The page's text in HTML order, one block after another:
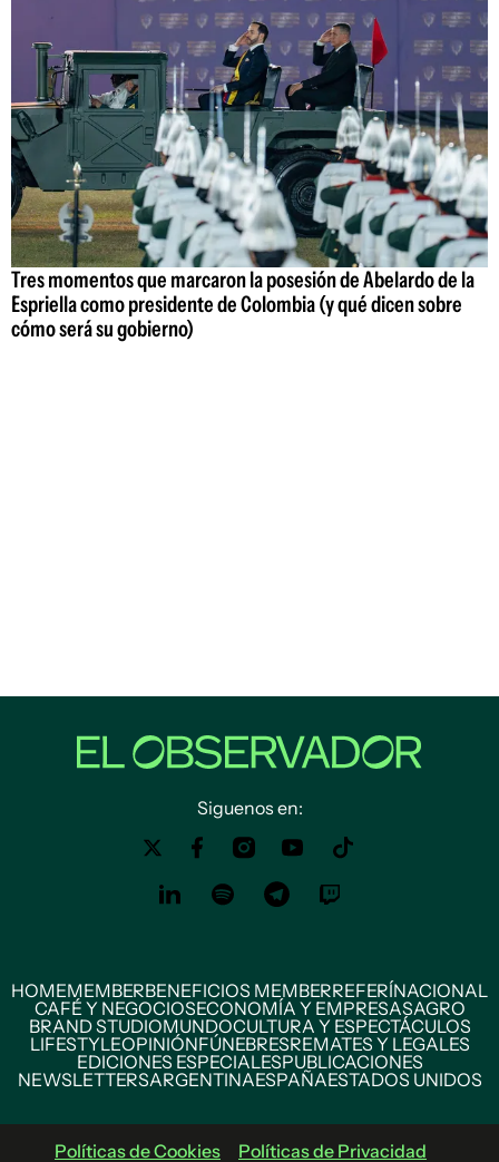
Tres momentos que marcaron la posesión de Abelardo de la
Espriella como presidente de Colombia (y qué dicen sobre
cómo será su gobierno)
Siguenos en:
HOMEMEMBERBENEFICIOS MEMBERREFERÍNACIONAL
CAFÉ Y NEGOCIOSECONOMÍA Y EMPRESASAGRO
BRAND STUDIOMUNDOCULTURA Y ESPECTÁCULOS
LIFESTYLEOPINIÓNFÚNEBRESREMATES Y LEGALES
EDICIONES ESPECIALESPUBLICACIONES
NEWSLETTERSARGENTINAESPAÑAESTADOS UNIDOS
Políticas de Cookies Políticas de Privacidad